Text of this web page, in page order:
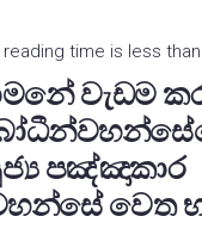
time is less
වැඩම
පඤ්ඤාකාර
වෙත